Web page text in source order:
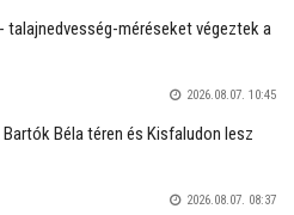
talajnedvesség-méréseket végeztek a
2026.08.07. 10:45
Béla téren és Kisfaludon lesz
2026.08.07. 08:37